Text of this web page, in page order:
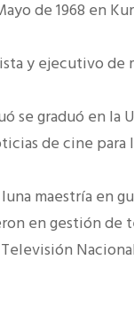
de 1968 en
y ejecutivo de
se graduó en
de cine
maestría en
en gestión de